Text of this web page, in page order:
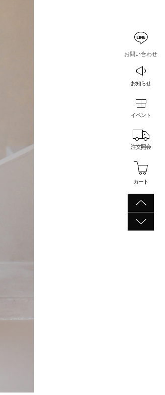
お問い合わせ
お知らせ
イベント
注文照会
カート